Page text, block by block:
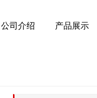
公司介绍 产品展示